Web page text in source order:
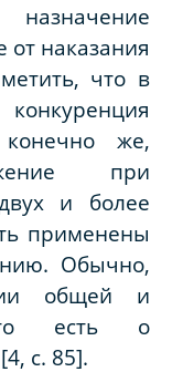
от наказания
что в
конечно же,
при
и более
применены
Обычно,
общей и
то есть о
с. 85].